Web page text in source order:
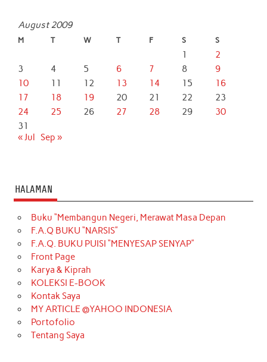
August 2009
M T W T F S S
1
2
3
4 5 6 7 8
9
10
11 12 13 14 15
16
17
18 19 20 21 22
23
24
25 26 27 28 29
30
31
« Jul Sep »
HALAMAN
Buku “Membangun Negeri, Merawat Masa Depan
F.A.Q BUKU “NARSIS”
F.A.Q. BUKU PUISI “MENYESAP SENYAP”
Front Page
Karya & Kiprah
KOLEKSI E-BOOK
Kontak Saya
MY ARTICLE @YAHOO INDONESIA
Portofolio
Tentang Saya